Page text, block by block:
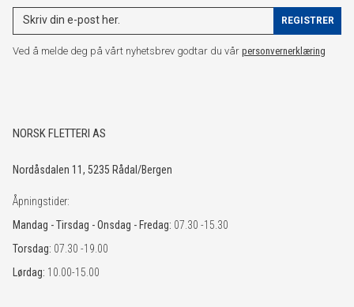
Ved å melde deg på vårt nyhetsbrev godtar du vår personvernerklæring
NORSK FLETTERI AS
Nordåsdalen 11, 5235 Rådal/Bergen
Åpningstider:
Mandag - Tirsdag - Onsdag - Fredag: 07.30 -15.30
Torsdag: 07.30 -19.00
Lørdag: 10.00-15.00